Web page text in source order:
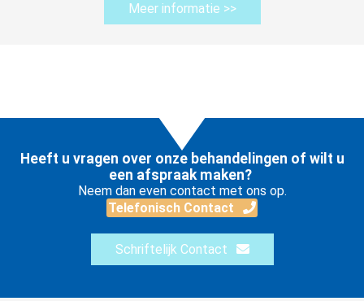
Meer informatie >>
Heeft u vragen over onze behandelingen of wilt u
een afspraak maken?
Neem dan even contact met ons op.
Telefonisch Contact
Schriftelijk Contact